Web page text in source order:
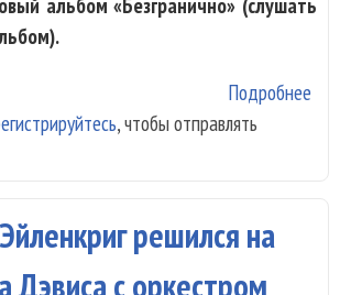
Подробнее
, чтобы отправлять
решился на
Дэвиса с оркестром